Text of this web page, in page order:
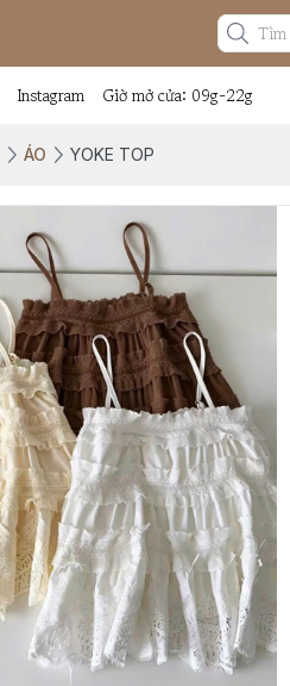
Instagram Giờ mở cửa: 09g-22g
ÁO YOKE TOP